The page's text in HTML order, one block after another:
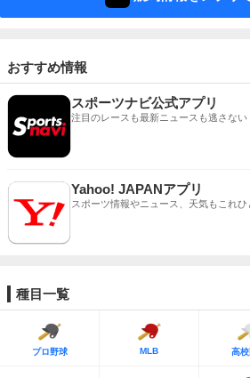
おすすめ情報
スポーツナビ公式アプリ
注目のレースも最新ニュースも逃さない
Yahoo! JAPANアプリ
スポーツ情報やニュース、天気もこれひ
種目一覧
プロ野球 MLB 高